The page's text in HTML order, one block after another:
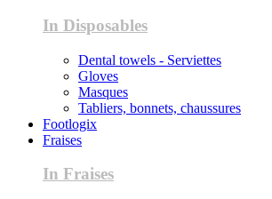
In Disposables
Dental towels - Serviettes
Gloves
Masques
Tabliers, bonnets, chaussures
Footlogix
Fraises
In Fraises